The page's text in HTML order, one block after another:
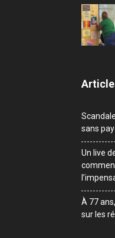
sans
Un live
À 77
sur les